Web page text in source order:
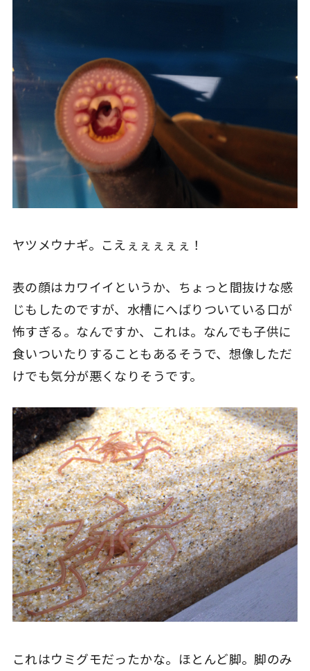
ヤツメウナギ。こえぇぇぇぇぇ！
表の顔はカワイイというか、ちょっと間抜けな感
じもしたのですが、水槽にへばりついている口が
怖すぎる。なんですか、これは。なんでも子供に
食いついたりすることもあるそうで、想像しただ
けでも気分が悪くなりそうです。
これはウミグモだったかな。ほとんど脚。脚のみ